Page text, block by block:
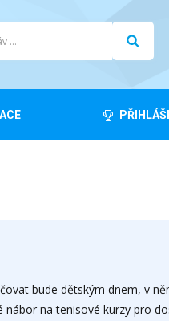
bude dětským dnem, v
na tenisové kurzy pro